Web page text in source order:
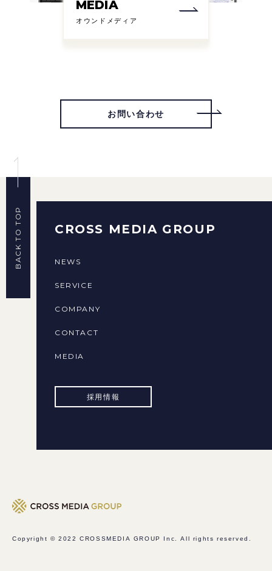
MEDIA
オウンドメディア
お問い合わせ
BACK TO TOP CROSS MEDIA GROUP
NEWS
SERVICE
COMPANY
CONTACT
MEDIA
採用情報
Copyright © 2022CROSSMEDIA GROUP Inc. All rights reserved.